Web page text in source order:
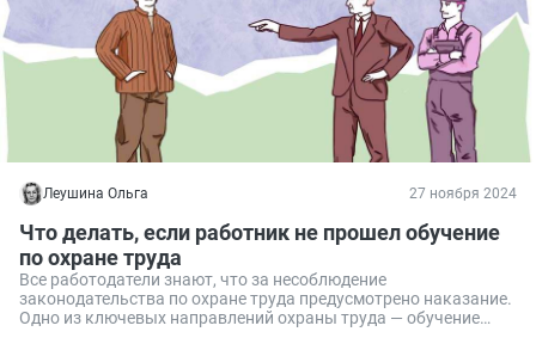
Леушина Ольга 27 ноября 2024
Что делать, если работник не прошел обучение
по охране труда
Все работодатели знают, что за несоблюдение
законодательства по охране труда предусмотрено наказание.
Одно из ключевых направлений охраны труда — обучение